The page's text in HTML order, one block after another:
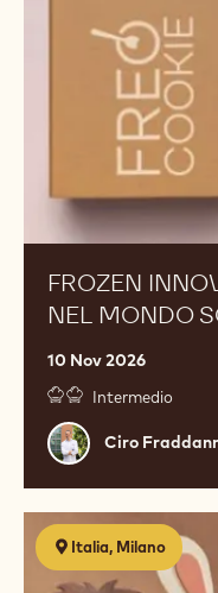
FROZEN
NEL MONDO
10 Nov 2026
Intermedio
Ciro
Fraddanno
Ciro
Italia, Milano
SOGGETTISTICA
cioccolato